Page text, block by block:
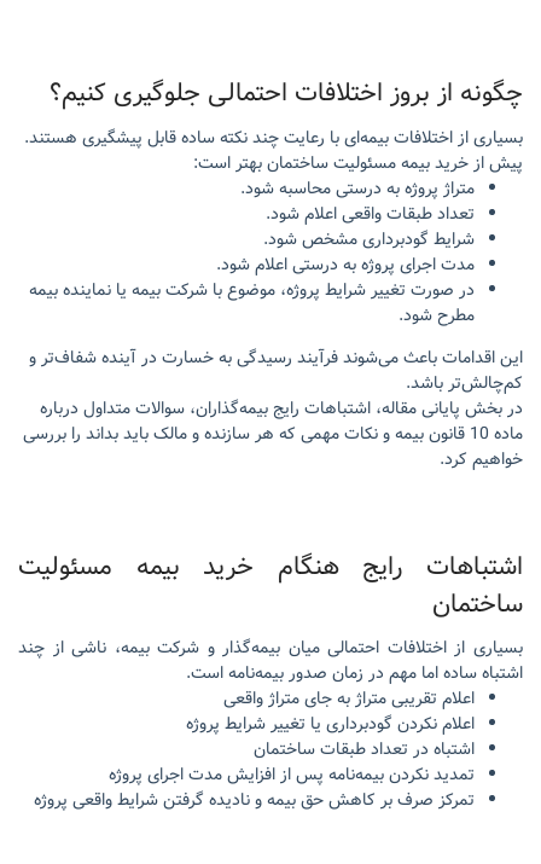
چگونه از بروز اختلافات احتمالی جلوگیری کنیم؟
بسیاری از اختلافات بیمه‌ای با رعایت چند نکته ساده قابل پیشگیری هستند.
پیش از خرید بیمه مسئولیت ساختمان بهتر است:
متراژ پروژه به درستی محاسبه شود.
تعداد طبقات واقعی اعلام شود.
شرایط گودبرداری مشخص شود.
مدت اجرای پروژه به درستی اعلام شود.
در صورت تغییر شرایط پروژه، موضوع با شرکت بیمه یا نماینده بیمه
مطرح شود.
این اقدامات باعث می‌شوند فرآیند رسیدگی به خسارت در آینده شفاف‌تر و
کم‌چالش‌تر باشد.
در بخش پایانی مقاله، اشتباهات رایج بیمه‌گذاران، سوالات متداول درباره
ماده 10 قانون بیمه و نکات مهمی که هر سازنده و مالک باید بداند را بررسی
خواهیم کرد.
اشتباهات رایج هنگام خرید بیمه مسئولیت
ساختمان
بسیاری از اختلافات احتمالی میان بیمه‌گذار و شرکت بیمه، ناشی از چند
اشتباه ساده اما مهم در زمان صدور بیمه‌نامه است.
اعلام تقریبی متراژ به جای متراژ واقعی
اعلام نکردن گودبرداری یا تغییر شرایط پروژه
اشتباه در تعداد طبقات ساختمان
تمدید نکردن بیمه‌نامه پس از افزایش مدت اجرای پروژه
تمرکز صرف بر کاهش حق بیمه و نادیده گرفتن شرایط واقعی پروژه